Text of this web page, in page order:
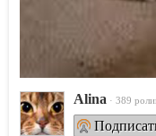
Alina · 389